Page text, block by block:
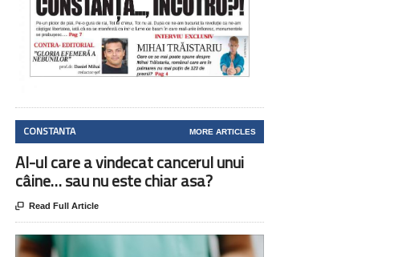
CONSTANTA MORE ARTICLES
AI-ul care a vindecat cancerul unui
câine… sau nu este chiar asa?
 Read Full Article